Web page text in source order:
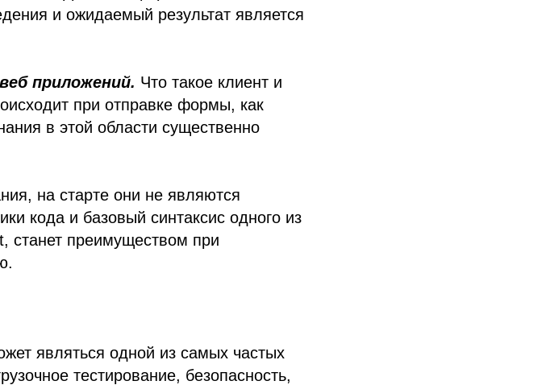
и ожидаемый результат является
приложений. Что такое клиент и
при отправке формы, как
в этой области существенно
на старте они не являются
кода и базовый синтаксис одного из
станет преимуществом при
являться одной из самых частых
тестирование, безопасность,